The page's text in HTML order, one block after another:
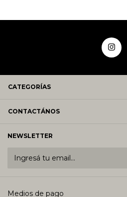
CATEGORÍAS
CONTACTÁNOS
NEWSLETTER
Medios de pago